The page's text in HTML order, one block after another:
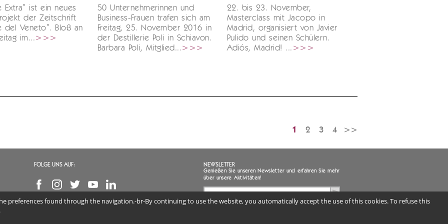
Extra” ist ein neues
der Zeitschrift
del Veneto”. Bloß an
im...>>>
50 Unternehmerinnen und
Business-Frauen trafen sich am
Freitag, 25. November 2016 in
der Destillerie Poli in Schiavon.
Barbara Poli, Mitglied...>>>
22. bis 23. November,
Masterclass mit Jacopo in
Madrid, organisiert von Javier
Pulido und seinen Schülern.
Adiós, Madrid! ... >>>
1 2 3 4 >>
FOLGE UNS AUF: NEWSLETTER
Genießen Sie unseren Newsletter und erfahren Sie mehr
über unsere Aktivitäten!
Ich habe die Information gelesen und genehmige die Bearbeitung
preferences found through the navigation.-br-By continuing to use the website, you automatically accept the use of this cookies. To refuse this
.